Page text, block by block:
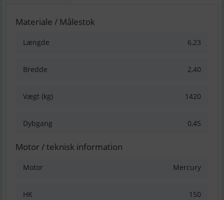
Materiale / Målestok
Længde 6,23
Bredde 2,40
Vægt (kg) 1420
Dybgang 0,45
Motor / teknisk information
Motor Mercury
HK 150